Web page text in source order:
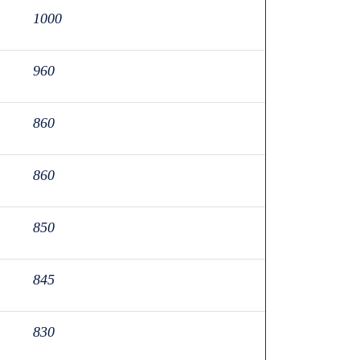
1000
960
860
860
850
845
830